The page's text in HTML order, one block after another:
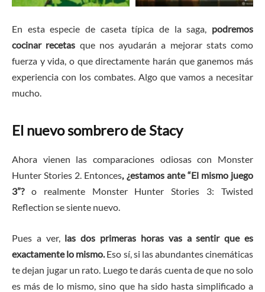
En esta especie de caseta típica de la saga, podremos
cocinar recetas que nos ayudarán a mejorar stats como
fuerza y vida, o que directamente harán que ganemos más
experiencia con los combates. Algo que vamos a necesitar
mucho.
El nuevo sombrero de Stacy
Ahora vienen las comparaciones odiosas con Monster
Hunter Stories 2. Entonces, ¿estamos ante “El mismo juego
3”?o realmente Monster Hunter Stories 3: Twisted
Reflection se siente nuevo.
Pues a ver,las dos primeras horas vas a sentir que es
exactamente lo mismo.Eso sí, si las abundantes cinemáticas
te dejan jugar un rato. Luego te darás cuenta de que no solo
es más de lo mismo, sino que ha sido hasta simplificado a